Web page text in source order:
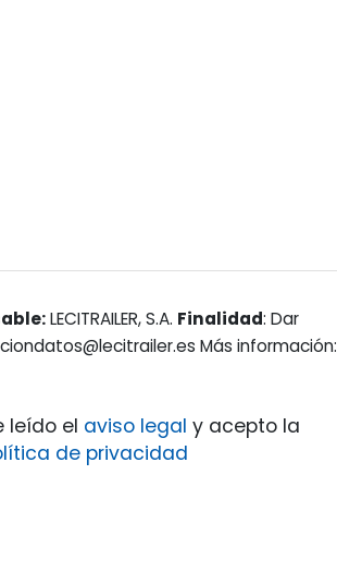
LECITRAILER, S.A. Finalidad: Dar
Más información:
leído el aviso legal y acepto la
de privacidad